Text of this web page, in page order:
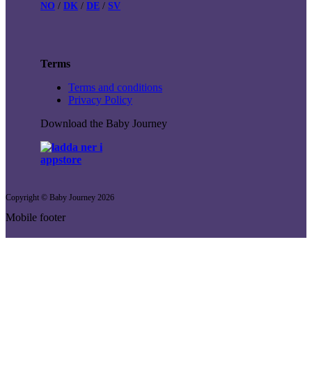
NO / DK / DE / SV
Terms
Terms and conditions
Privacy Policy
Download the Baby Journey
Copyright © Baby Journey 2026
Mobile footer